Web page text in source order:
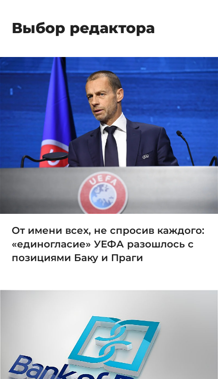
Выбор редактора
От имени всех, не спросив каждого:
«единогласие» УЕФА разошлось с
позициями Баку и Праги